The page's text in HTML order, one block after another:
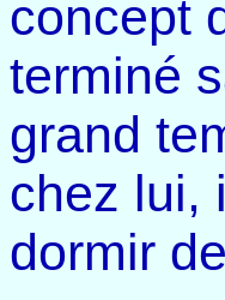
concept
terminé
grand
chez lui,
dormir